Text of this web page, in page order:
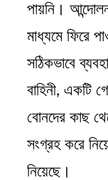
পায়নি।
মাধ্যমে ফিরে
সঠিকভাবে
বাহিনী, একটি
বোনদের কাছ
সংগ্রহ করে
নিয়েছে।